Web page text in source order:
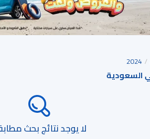
2024
لا يوجد نتائج بحث